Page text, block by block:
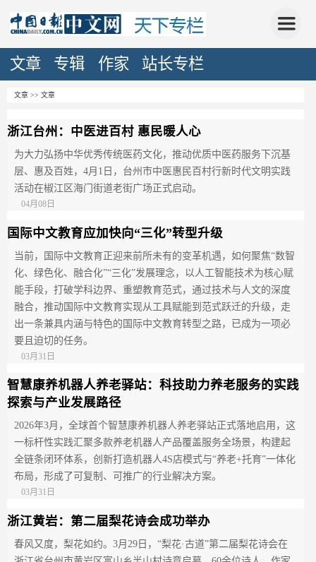
文章 专辑 作家 站长专栏
文章 >> 文章
浙江台州：中医进百村 惠民暖人心
为大力弘扬中华优秀传统医药文化，推动优质中医药服务下沉基
层、惠及百姓，4月1日，台州市中医惠民百村行新时代文明实践
活动在椒江区海门街道老街广场正式启动。
04月08日
国际中文教育应加快向“三化”转型升级
当前，国际中文教育正迎来前所未有的变革机遇，如何聚焦“数智
化、绿色化、融合化”“三化”发展理念，以人工智能技术为核心赋
能手段，打破学科边界、重塑教育范式，通过技术与人文的深度
融合，推动国际中文教育实现从工具赋能到范式跃迁的升级，走
出一条兼具内涵与特色的国际中文教育转型之路，已成为一项必
要且迫切的任务。
03月31日
智慧康养机器人养老驿站：科技助力养老服务的实践
探索与产业发展路径
2026年3月，全球首个智慧康养机器人养老驿站正式落地启用，这
一标杆性实践汇聚多款养老机器人产品覆盖服务全场景，构建起
全链条闭环体系，创新打造机器人4S店模式与“养老+托育”一体化
布局，形成了可复制、可推广的行业解决方案。
03月31日
浙江黄岩：第二届梨花诗会成功举办​
春风又度，梨花如约。3月29日，“梨花·古道”第二届梨花诗会在